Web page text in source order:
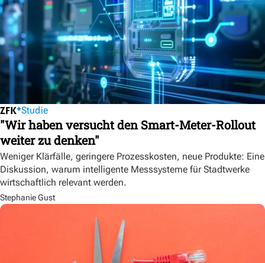
Studie
"Wir haben versucht den Smart-Meter-Rollout
weiter zu denken"
Weniger Klärfälle, geringere Prozesskosten, neue Produkte: Eine
Diskussion, warum intelligente Messsysteme für Stadtwerke
wirtschaftlich relevant werden.
Stephanie Gust